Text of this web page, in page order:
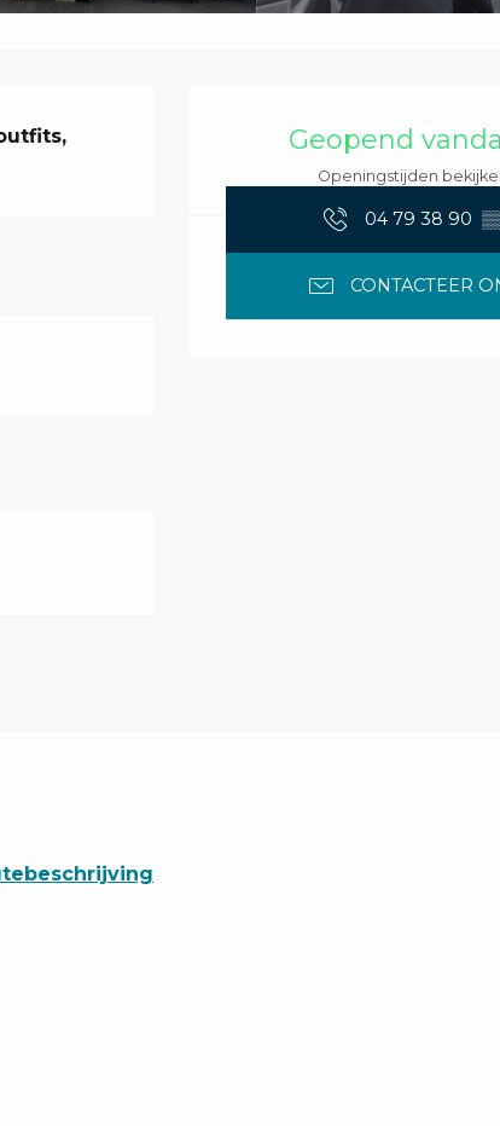
Geopend
Openingstijden
04 79 38 90
CONTACTEER